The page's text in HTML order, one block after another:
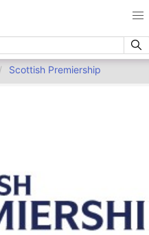
Scottish Premiership